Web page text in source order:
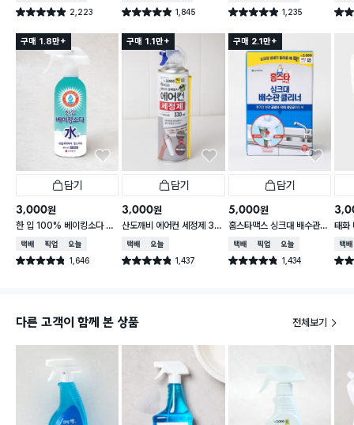
별점 4.9점 2,223
건 작성 별점 4.9점 1,845
건 작성 별점 4.9점 1,235
건 작성 별점
구매 1.8만+
담기
3,000원
한 입 100% 베이킹소다 수
400ml
택배배송매장픽업오늘배송
별점 4.8점 1,646
건 작성
구매 1.1만+
담기
3,000원
산도깨비 에어컨 세정제 33
0 ml
택배배송오늘배송
별점 4.8점 1,437
건 작성
구매 2.1만+
담기
5,000원
홈스타맥스 싱크대 배수관
클리너
택배배송매장픽업오늘배송
별점 4.8점 1,434
건 작성
태화
택배
별점
다른 고객이 함께 본 상품 전체보기